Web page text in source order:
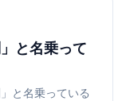
と名乗って
と名乗っている